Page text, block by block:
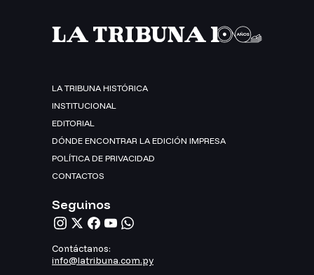
LA TRIBUNA HISTÓRICA
INSTITUCIONAL
EDITORIAL
DÓNDE ENCONTRAR LA EDICIÓN IMPRESA
POLÍTICA DE PRIVACIDAD
CONTACTOS
Seguinos
Contáctanos:
info@latribuna.com.py